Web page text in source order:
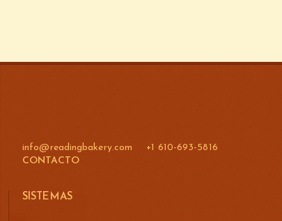
info@readingbakery.com
+1 610-693-5816
CONTACTO
SISTEMAS